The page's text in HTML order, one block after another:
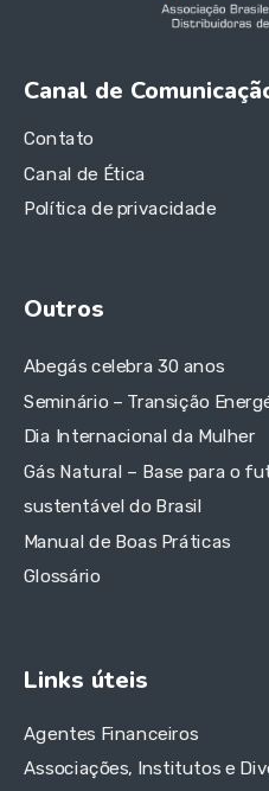
Canal de
Contato
Canal de Ética
Política de privacidade
Outros
Abegás celebra 30 anos
Seminário – Transição
Dia Internacional da Mulher
Gás Natural – Base para o
sustentável do Brasil
Manual de Boas Práticas
Glossário
Links úteis
Agentes Financeiros
Associações, Institutos e